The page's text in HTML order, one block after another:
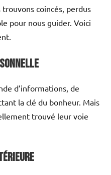
coincés, perdus
pour nous guider. Voici
d’informations, de
la clé du bonheur. Mais
trouvé leur voie